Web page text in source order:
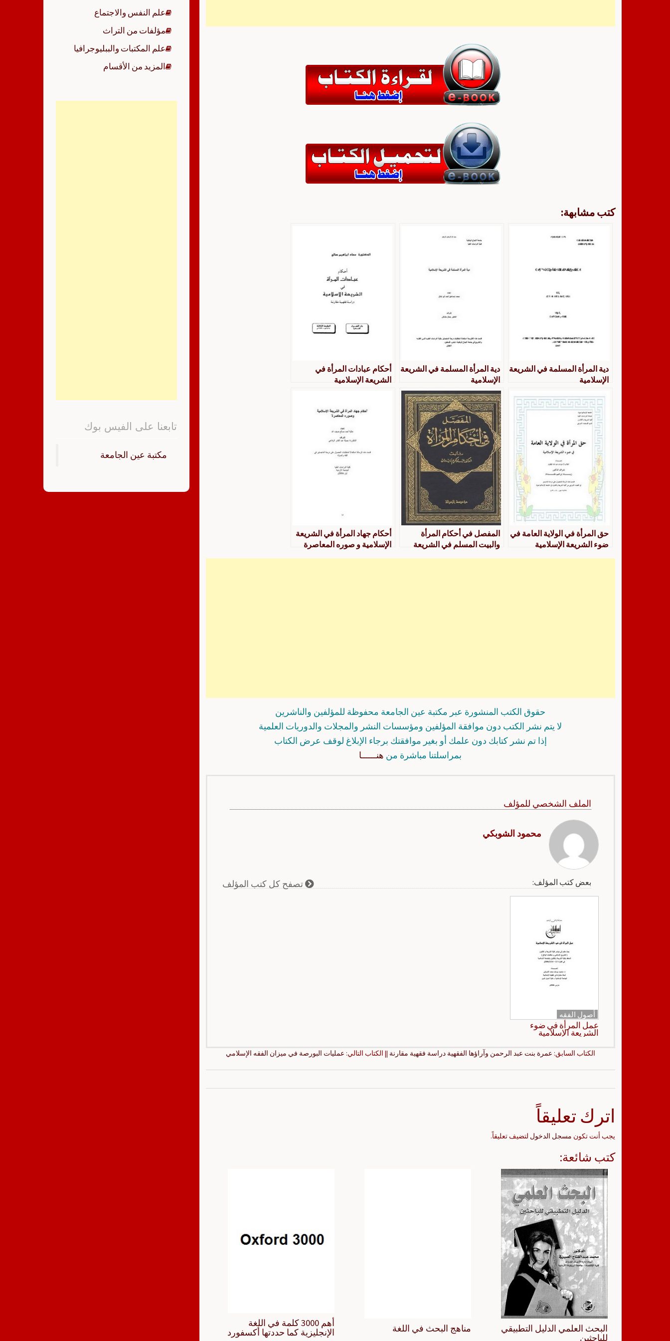
كتب مشابهة:
دية المرأة المسلمة في الشريعة
الإسلامية
دية المرأة المسلمة في الشريعة
الإسلامية
أحكام عبادات المرأة في
الشريعة الإسلامية
حق المرأة في الولاية العامة في
ضوء الشريعة الإسلامية
المفصل في أحكام المرأة
والبيت المسلم في الشريعة
أحكام جهاد المرأة في الشريعة
الإسلامية و صوره المعاصرة
حقوق الكتب المنشورة عبر مكتبة عين الجامعة محفوظة للمؤلفين والناشرين
لا يتم نشر الكتب دون موافقة المؤلفين ومؤسسات النشر والمجلات والدوريات العلمية
إذا تم نشر كتابك دون علمك أو بغير موافقتك برجاء الإبلاغ لوقف عرض الكتاب
بمراسلتنا مباشرة من هنــــــا
الملف الشخصي للمؤلف
محمود الشوبكي
بعض كتب المؤلف: تصفح كل كتب المؤلف
أصول الفقه
عمل المرأة في ضوء
الشريعة الإسلامية
الكتاب السابق: عمرة بنت عبد الرحمن وآراؤها الفقهية دراسة فقهية مقارنة || الكتاب التالي: عمليات البورصة في ميزان الفقه الإسلامي
اترك تعليقاً
يجب أنت تكون مسجل الدخول لتضيف تعليقاً.
كتب شائعة:
أهم 3000 كلمة في اللغة
الإنجليزية كما حددتها أكسفورد
مناهج البحث في اللغة
البحث العلمي الدليل التطبيقي
للباحثين
علم النفس والاجتماع
مؤلفات من التراث
علم المكتبات والببليوجرافيا
المزيد من الأقسام
تابعنا على الفيس بوك
‏مكتبة عين الجامعة‏